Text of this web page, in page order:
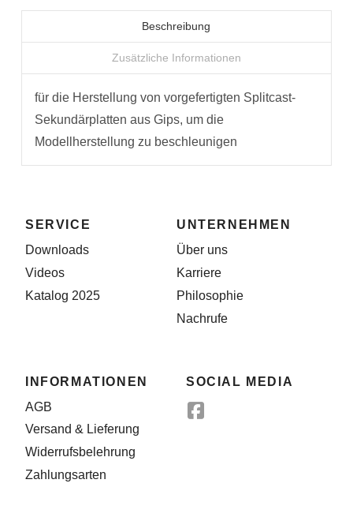
Beschreibung
Zusätzliche Informationen
für die Herstellung von vorgefertigten Splitcast-
Sekundärplatten aus Gips, um die
Modellherstellung zu beschleunigen
SERVICE
Downloads
Videos
Katalog 2025
UNTERNEHMEN
Über uns
Karriere
Philosophie
Nachrufe
INFORMATIONEN
AGB
Versand & Lieferung
Widerrufsbelehrung
Zahlungsarten
SOCIAL MEDIA